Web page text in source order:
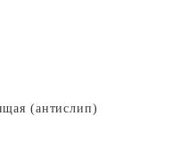
(антислип)